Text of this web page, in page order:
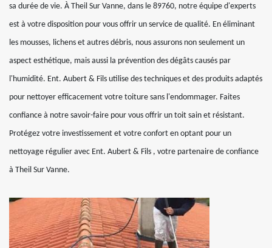
sa durée de vie. À Theil Sur Vanne, dans le 89760, notre équipe d'experts
est à votre disposition pour vous offrir un service de qualité. En éliminant
les mousses, lichens et autres débris, nous assurons non seulement un
aspect esthétique, mais aussi la prévention des dégâts causés par
l'humidité. Ent. Aubert & Fils utilise des techniques et des produits adaptés
pour nettoyer efficacement votre toiture sans l'endommager. Faites
confiance à notre savoir-faire pour vous offrir un toit sain et résistant.
Protégez votre investissement et votre confort en optant pour un
nettoyage régulier avec Ent. Aubert & Fils , votre partenaire de confiance
à Theil Sur Vanne.